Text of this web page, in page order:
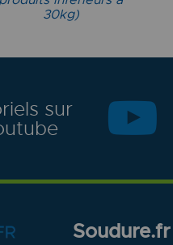
30kg)
sur
Soudure.fr